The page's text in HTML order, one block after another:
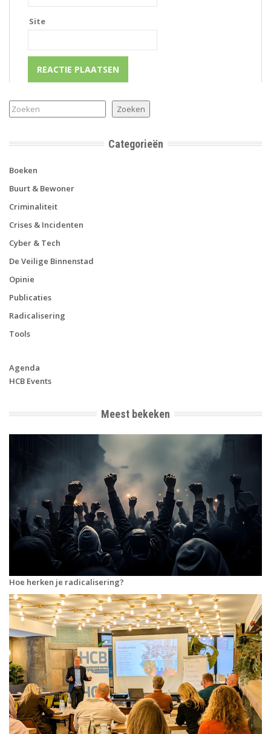
Site
Zoeken Zoeken
Categorieën
Boeken
Buurt & Bewoner
Criminaliteit
Crises & Incidenten
Cyber & Tech
De Veilige Binnenstad
Opinie
Publicaties
Radicalisering
Tools
Agenda
HCB Events
Meest bekeken
Hoe herken je radicalisering?